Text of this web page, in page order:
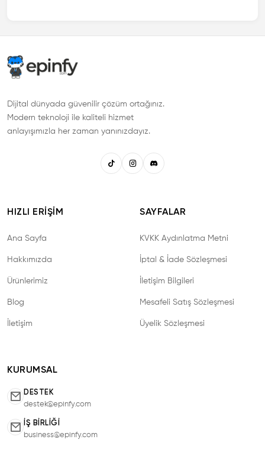
Dijital dünyada güvenilir çözüm ortağınız.
Modern teknoloji ile kaliteli hizmet
anlayışımızla her zaman yanınızdayız.
HIZLI ERIŞIM
Ana Sayfa
Hakkımızda
Ürünlerimiz
Blog
İletişim
SAYFALAR
KVKK Aydınlatma Metni
İptal & İade Sözleşmesi
İletişim Bilgileri
Mesafeli Satış Sözleşmesi
Üyelik Sözleşmesi
KURUMSAL
DESTEK
destek@epinfy.com
İŞ BIRLIĞI
business@epinfy.com